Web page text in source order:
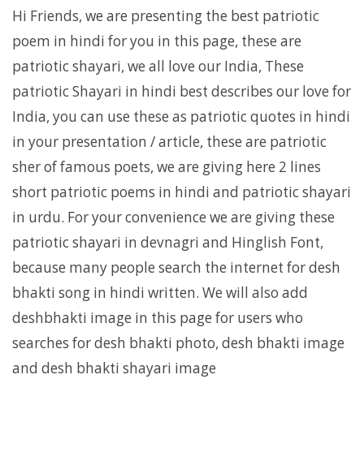
Hi Friends, we are presenting the best patriotic
poem in hindi for you in this page, these are
patriotic shayari, we all love our India, These
patriotic Shayari in hindi best describes our love for
India, you can use these as patriotic quotes in hindi
in your presentation / article, these are patriotic
sher of famous poets, we are giving here 2 lines
short patriotic poems in hindi and patriotic shayari
in urdu. For your convenience we are giving these
patriotic shayari in devnagri and Hinglish Font,
because many people search the internet for desh
bhakti song in hindi written. We will also add
deshbhakti image in this page for users who
searches for desh bhakti photo, desh bhakti image
and desh bhakti shayari image